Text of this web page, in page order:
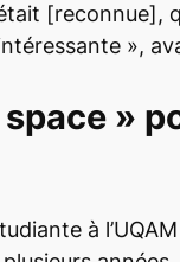
[reconnue],
»,
»
à